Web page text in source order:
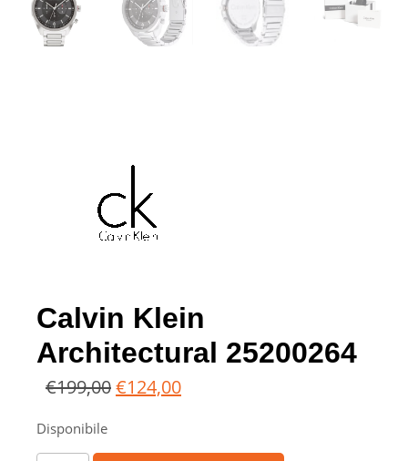
Calvin Klein
Architectural 25200264
€199,00€124,00
Disponibile